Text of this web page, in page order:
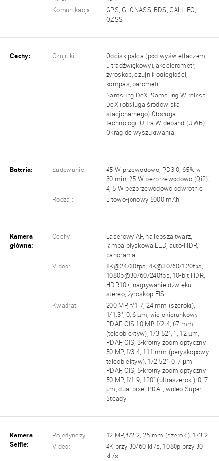
Komunikacja:
GPS, GLONASS, BDS, GALILEO,
QZSS
Cechy: Czujniki:
Odcisk palca (pod wyświetlaczem,
ultradźwiękowy), akcelerometr,
żyroskop, czujnik odległości,
kompas, barometr
Samsung DeX, Samsung Wireless
DeX (obsługa środowiska
stacjonarnego) Obsługa
technologii Ultra Wideband (UWB)
Okrąg do wyszukiwania
Bateria: Ładowanie:
45 W przewodowo, PD3.0, 65% w
30 min, 25 W bezprzewodowo (Qi2),
4, 5 W bezprzewodowo odwrotnie
Rodzaj:
Litowo-jonowy 5000 mAh
Kamera
główna:
Cechy:
Laserowy AF, najlepsza twarz,
lampa błyskowa LED, auto-HDR,
panorama
Video:
8K@24/30fps, 4K@30/60/120fps,
1080p@30/60/240fps, 10-bit HDR,
HDR10+, nagrywanie dźwięku
stereo, żyroskop-EIS
Kwadrat:
200 MP, f/1.7, 24 mm (szeroki),
1/1.3", 0, 6 µm, wielokierunkowy
PDAF, OIS 10 MP, f/2.4, 67 mm
(teleobiektyw), 1/3.52", 1, 12 µm,
PDAF, OIS, 3-krotny zoom optyczny
50 MP, f/3.4, 111 mm (peryskopowy
teleobiektyw), 1/2.52", 0, 7 µm,
PDAF, OIS, 5-krotny zoom optyczny
50 MP, f/1.9, 120˚ (ultraszeroki), 0, 7
µm, dual pixel PDAF, wideo Super
Steady
Kamera
Selfie:
Pojedynczy:
12 MP, f/2.2, 26 mm (szeroki), 1/3.2
Video:
4K przy 30/60 kl./s, 1080p przy 30
kl./s